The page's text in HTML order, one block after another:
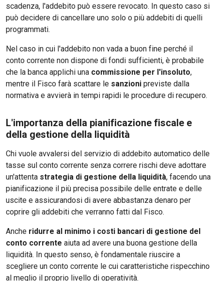
scadenza, l'addebito può essere revocato. In questo caso si
può decidere di cancellare uno solo o più addebiti di quelli
programmati.
Nel caso in cui l'addebito non vada a buon fine perché il
conto corrente non dispone di fondi sufficienti, è probabile
che la banca applichi una commissione per l'insoluto,
mentre il Fisco farà scattare le sanzioni previste dalla
normativa e avvierà in tempi rapidi le procedure di recupero.
L'importanza della pianificazione fiscale e
della gestione della liquidità
Chi vuole avvalersi del servizio di addebito automatico delle
tasse sul conto corrente senza correre rischi deve adottare
un'attenta strategia di gestione della liquidità, facendo una
pianificazione il più precisa possibile delle entrate e delle
uscite e assicurandosi di avere abbastanza denaro per
coprire gli addebiti che verranno fatti dal Fisco.
Anche ridurre al minimo i costi bancari di gestione del
conto corrente aiuta ad avere una buona gestione della
liquidità. In questo senso, è fondamentale riuscire a
scegliere un conto corrente le cui caratteristiche rispecchino
al meglio il proprio livello di operatività.